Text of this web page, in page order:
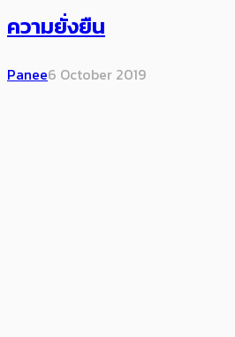
ความยั่งยืน
Panee6 October 2019